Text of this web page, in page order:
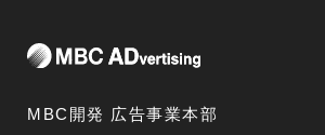
MBC開発 広告事業本部